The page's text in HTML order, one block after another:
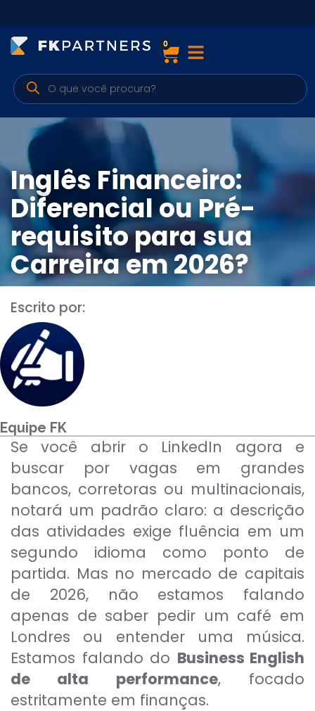
Cursos
Preparatórios Nacionais
Internacionais
Finanças & Edu. Continuada
Por atuação
Navegação
Sobre nós
Para empresas
PORTAL EAD
0
Inglês Financeiro:
Diferencial ou Pré-
requisito para sua
Carreira em 2026?
Escrito por:
Equipe FK
Se você abrir o LinkedIn agora e
buscar por vagas em grandes
bancos, corretoras ou multinacionais,
notará um padrão claro: a descrição
das atividades exige fluência em um
segundo idioma como ponto de
partida. Mas no mercado de capitais
de 2026, não estamos falando
apenas de saber pedir um café em
Londres ou entender uma música.
Estamos falando do Business English
de alta performance, focado
estritamente em finanças.